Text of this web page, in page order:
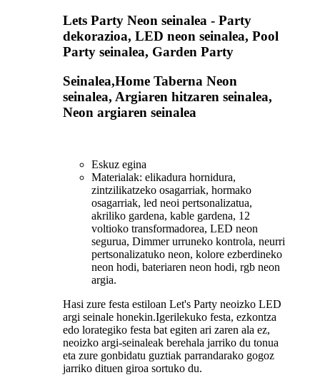
Lets Party Neon seinalea - Party
dekorazioa, LED neon seinalea, Pool
Party seinalea, Garden Party
Seinalea,Home Taberna Neon
seinalea, Argiaren hitzaren seinalea,
Neon argiaren seinalea
Eskuz egina
Materialak: elikadura hornidura,
zintzilikatzeko osagarriak, hormako
osagarriak, led neoi pertsonalizatua,
akriliko gardena, kable gardena, 12
voltioko transformadorea, LED neon
segurua, Dimmer urruneko kontrola, neurri
pertsonalizatuko neon, kolore ezberdineko
neon hodi, bateriaren neon hodi, rgb neon
argia.
Hasi zure festa estiloan Let's Party neoizko LED
argi seinale honekin.Igerilekuko festa, ezkontza
edo lorategiko festa bat egiten ari zaren ala ez,
neoizko argi-seinaleak berehala jarriko du tonua
eta zure gonbidatu guztiak parrandarako gogoz
jarriko dituen giroa sortuko du.